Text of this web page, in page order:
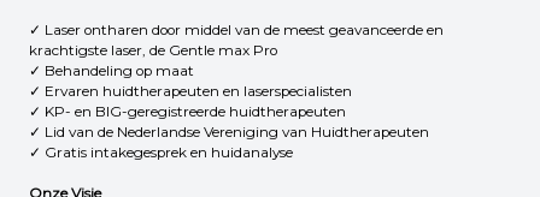
✓ Laser ontharen door middel van de meest geavanceerde en
krachtigste laser, de Gentle max Pro
✓ Behandeling op maat
✓ Ervaren huidtherapeuten en laserspecialisten
✓ KP- en BIG-geregistreerde huidtherapeuten
✓ Lid van de Nederlandse Vereniging van Huidtherapeuten
✓ Gratis intakegesprek en huidanalyse